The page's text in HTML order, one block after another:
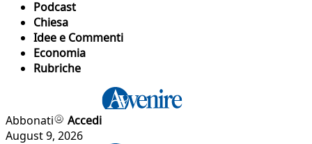
Podcast
Chiesa
Idee e Commenti
Economia
Rubriche
Abbonati
Accedi
August 9, 2026